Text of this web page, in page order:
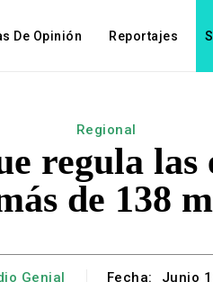
De Opinión Reportajes
Regional
regula las
de 138
Genial Fecha: Junio